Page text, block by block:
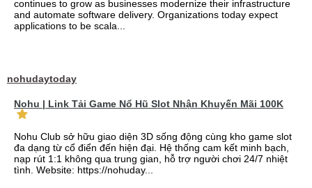
continues to grow as businesses modernize their infrastructure
and automate software delivery. Organizations today expect
applications to be scala...
nohudaytoday
Nohu | Link Tải Game Nổ Hũ Slot Nhận Khuyến Mãi 100K
Nohu Club sở hữu giao diện 3D sống động cùng kho game slot
đa dạng từ cổ điển đến hiện đại. Hệ thống cam kết minh bạch,
nạp rút 1:1 không qua trung gian, hỗ trợ người chơi 24/7 nhiệt
tình. Website: https://nohuday...